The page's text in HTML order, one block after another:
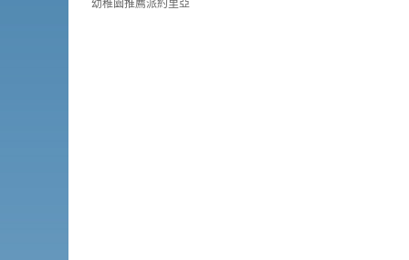
幼稚園推薦派約里亞